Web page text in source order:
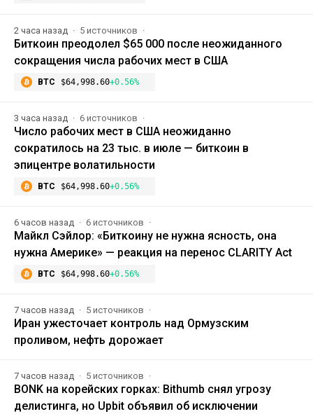
2 часа назад 5 источников
Биткоин преодолел $65 000 после неожиданного
сокращения числа рабочих мест в США
BTC $64,998.60+0.56%
3 часа назад 6 источников
Число рабочих мест в США неожиданно
сократилось на 23 тыс. в июле — биткоин в
эпицентре волатильности
BTC $64,998.60+0.56%
6 часов назад 6 источников
Майкл Сэйлор: «Биткоину не нужна ясность, она
нужна Америке» — реакция на перенос CLARITY Act
BTC $64,998.60+0.56%
7 часов назад 5 источников
Иран ужесточает контроль над Ормузским
проливом, нефть дорожает
7 часов назад 5 источников
BONK на корейских горках: Bithumb снял угрозу
делистинга, но Upbit объявил об исключении